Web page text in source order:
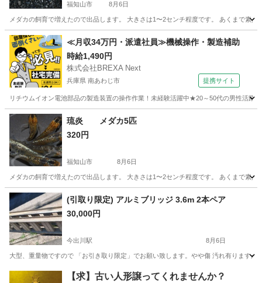
福知山市 8月6日
メダカの飼育で増えたので出品します。 大きさは1〜2センチ程度です。 あくまで素
京都 福知山市 その他 メダカ
≪月収34万円・派遣社員≫機械操作・製造補助
時給1,490円
株式会社BREXA Next
兵庫県 南あわじ市 提携サイト
リチウムイオン電池部品の製造装置の操作作業！未経験活躍中★20～50代の男性活
兵庫 南あわじ市 その他
琉炎 メダカ5匹
320円
福知山市 8月6日
メダカの飼育で増えたので出品します。 大きさは1〜2センチ程度です。 あくまで素
京都 福知山市 その他
(引取り限定) アルミブリッジ 3.6m 2本ペア
30,000円
今出川駅 8月6日
大型、重量物ですので 「お引き取り限定」でお願い致します。やや傷 汚れ有ります
今出川駅 その他 ブリッジ
【求】古い人形譲ってくれませんか？